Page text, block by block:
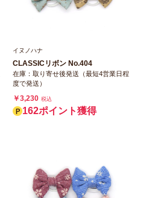
イヌノハナ
CLASSICリボン No.404
在庫：取り寄せ後発送（最短4営業日程
度で発送）
￥3,230 税込
162ポイント獲得